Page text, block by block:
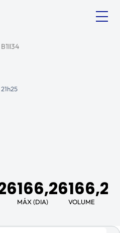
B1ll34
21h25
166,26
MÁX (DIA)
166,26
VOLUME